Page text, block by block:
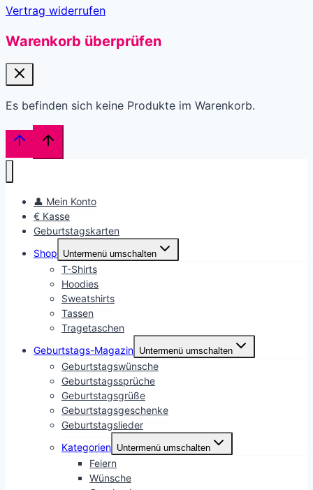
Vertrag widerrufen
Warenkorb überprüfen
Es befinden sich keine Produkte im Warenkorb.
👤 Mein Konto
€ Kasse
Geburtstagskarten
Shop
Untermenü umschalten
T-Shirts
Hoodies
Sweatshirts
Tassen
Tragetaschen
Geburtstags-Magazin Untermenü umschalten
Geburtstagswünsche
Geburtstagssprüche
Geburtstagsgrüße
Geburtstagsgeschenke
Geburtstagslieder
Kategorien Untermenü umschalten
Feiern
Wünsche